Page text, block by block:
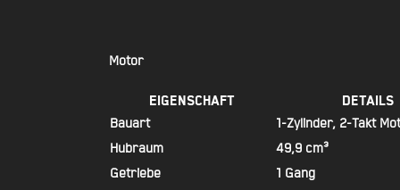
Motor
Eigenschaft
Details
Bauart
1-Zylinder, 2-Takt
Hubraum
49,9 cm³
Getriebe
1 Gang